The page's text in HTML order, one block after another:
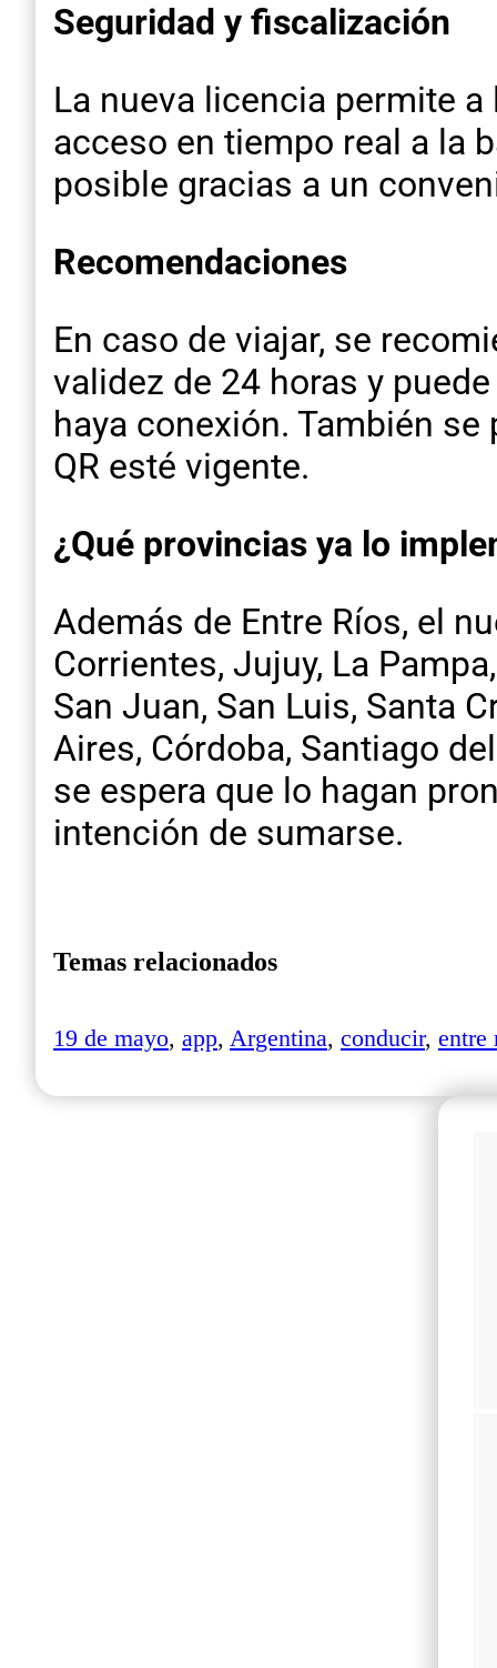
Seguridad y fiscalización
La nueva licencia permite
acceso en tiempo real a la
posible gracias a un
Recomendaciones
En caso de viajar, se
validez de 24 horas y
haya conexión. También
QR esté vigente.
¿Qué provincias ya lo
Además de Entre Ríos, el
Corrientes, Jujuy, La
San Juan, San Luis, Santa
Aires, Córdoba, Santiago
se espera que lo hagan
intención de sumarse.
Temas relacionados
19 de mayo, app, Argentina, conducir, entre